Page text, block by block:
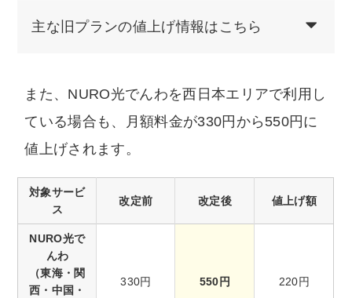
主な旧プランの値上げ情報はこちら
また、NURO光でんわを西日本エリアで利用し
ている場合も、月額料金が330円から550円に
値上げされます。
対象サービ
ス
改定前 改定後 値上げ額
NURO光で
んわ
（東海・関
西・中国・
330円 550円 220円